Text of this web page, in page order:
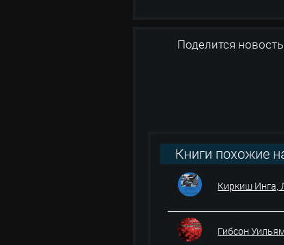
Поделится
Книги похожие
Киркиш Инга,
Гибсон